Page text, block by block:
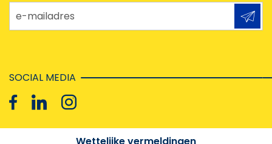
e-mailadres
SOCIAL MEDIA